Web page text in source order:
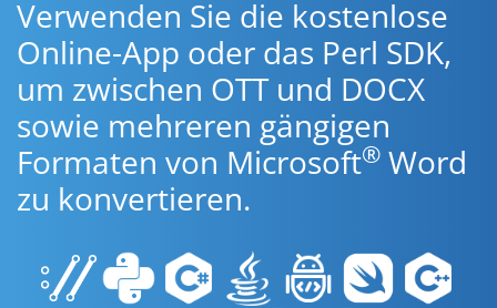
Verwenden Sie die kostenlose
Online-App oder das Perl SDK,
um zwischen OTT und DOCX
sowie mehreren gängigen
Formaten von Microsoft® Word
zu konvertieren.